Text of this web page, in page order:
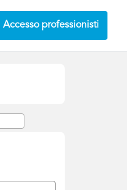
Accesso professionisti